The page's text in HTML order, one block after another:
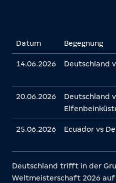
Datum Begegnung
14.06.2026 Deutschland
20.06.2026
Deutschland
25.06.2026 Ecuador vs
Deutschland trifft in der
Weltmeisterschaft 2026 auf